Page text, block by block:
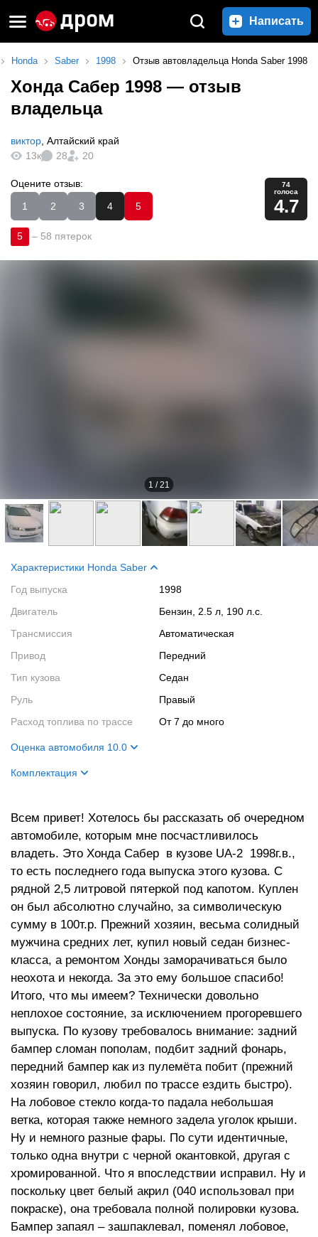
Написать
Honda Saber 1998 Отзыв автовладельца Honda Saber 1998
Хонда Сабер 1998 — отзыв
владельца
виктор Алтайский край
13к
28 20
Оцените отзыв:
1
2 3 4 5
74
голоса
4.7
5 – 58 пятерок
1 /21
Характеристики Honda Saber
Год выпуска
1998
Двигатель
Бензин, 2.5 л, 190 л.с.
Трансмиссия
Автоматическая
Привод
Передний
Тип кузова
Седан
Руль
Правый
Расход топлива по трассе
От 7 до много
Оценка автомобиля 10.0
Внешний вид
Двигатель
10
Комплектация
Всем привет! Хотелось бы рассказать об очередном
автомобиле, которым мне посчастливилось
владеть. Это Хонда Сабер в кузове UA-2 1998г.в.,
то есть последнего года выпуска этого кузова. С
рядной 2,5 литровой пятеркой под капотом. Куплен
он был абсолютно случайно, за символическую
сумму в 100т.р. Прежний хозяин, весьма солидный
мужчина средних лет, купил новый седан бизнес-
класса, а ремонтом Хонды заморачиваться было
неохота и некогда. За это ему большое спасибо!
Итого, что мы имеем? Технически довольно
неплохое состояние, за исключением прогоревшего
выпуска. По кузову требовалось внимание: задний
бампер сломан пополам, подбит задний фонарь,
передний бампер как из пулемёта побит (прежний
хозяин говорил, любил по трассе ездить быстро).
На лобовое стекло когда-то падала небольшая
ветка, которая также немного задела уголок крыши.
Ну и немного разные фары. По сути идентичные,
только одна внутри с черной окантовкой, другая с
хромированной. Что я впоследствии исправил. Ну и
поскольку цвет белый акрил (040 использовал при
покраске), она требовала полной полировки кузова.
Бампер запаял – зашпаклевал, поменял лобовое,